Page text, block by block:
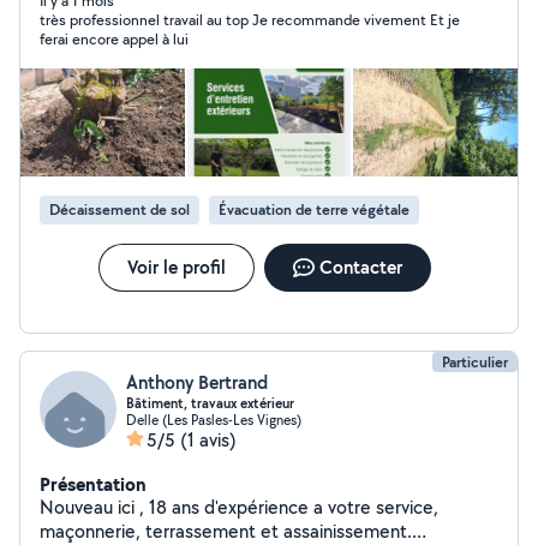
très professionnel travail au top Je recommande vivement Et je
ferai encore appel à lui
Décaissement de sol Évacuation de terre végétale
Voir le profil Contacter
Particulier
Anthony Bertrand
Bâtiment, travaux extérieur
Delle (Les Pasles-Les Vignes)
5/5 (1 avis)
Présentation
Nouveau ici , 18 ans d'expérience a votre service,
maçonnerie, terrassement et assainissement.